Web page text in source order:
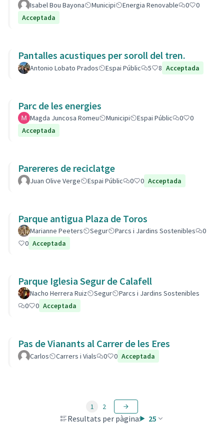
Isabel Bou Bayona Municipi Energia Renovable 0
0
Acceptada
Pantalles acustiques per soroll del tren.
Antonio Lobato Prados Espai Públic 5 8 Acceptada
Parc de les energies
Magda Juncosa Romeu Municipi Espai Públic 0
0
Acceptada
Parereres de reciclatge
Juan Olive Verge Espai Públic 0 0 Acceptada
Parque antigua Plaza de Toros
Marianne Peeters Segur Parcs i Jardins Sostenibles
0
0 Acceptada
Parque Iglesia Segur de Calafell
Nacho Herrera Ruiz Segur
Parcs i Jardins Sostenibles
0
0 Acceptada
Pas de Vianants al Carrer de les Eres
Carlos Carrers i Vials 0 0 Acceptada
Resultats per pàgina: 25
1 2